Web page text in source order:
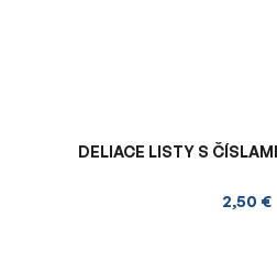
DELIACE LISTY S
2,50 €